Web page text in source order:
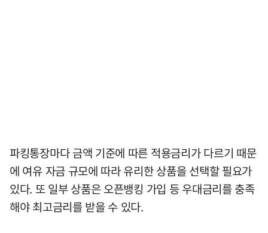
파킹통장마다 금액 기준에 따른 적용금리가 다르기 때문
에 여유 자금 규모에 따라 유리한 상품을 선택할 필요가
있다. 또 일부 상품은 오픈뱅킹 가입 등 우대금리를 충족
해야 최고금리를 받을 수 있다.